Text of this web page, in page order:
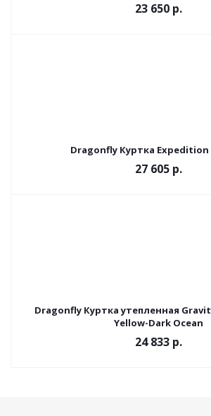
23 650 р.
Dragonfly Куртка Expedition
27 605 р.
Dragonfly Куртка утепленная
Yellow-Dark Ocean
24 833 р.